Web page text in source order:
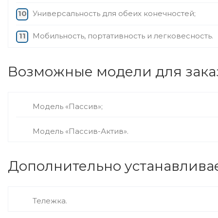
Универсальность для обеих конечностей;
Мобильность, портативность и легковесность.
Возможные модели для
Модель «Пассив»;
Модель «Пассив-Актив».
Дополнительно
Тележка.